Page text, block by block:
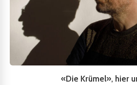
«Die Krümel», hier